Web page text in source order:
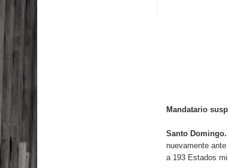
Heridos y edificios colapsados tras
Poder Ejecutivo promulga
Diputado Félix Michell Rodríguez
3,500 millones de dólares
El PRM tendrá desde el próximo
Mandatario
Santo
nuevamente
a 193 Estados